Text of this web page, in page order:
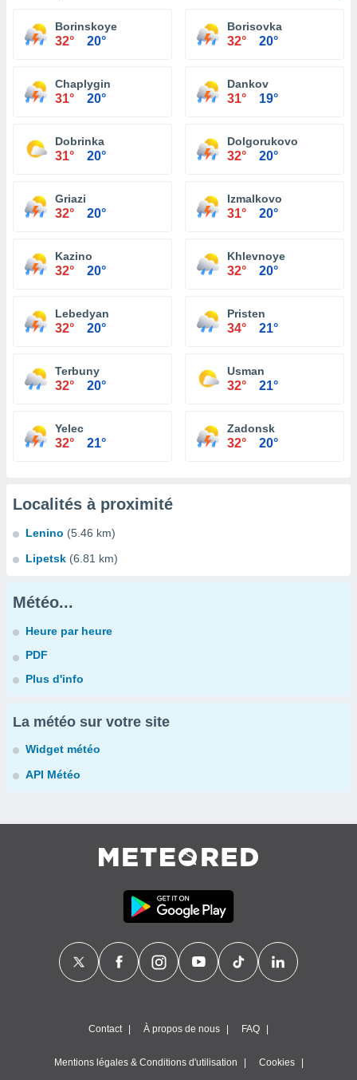
Borinskoye
32° 20°
Borisovka
32° 20°
Chaplygin
31° 20°
Dankov
31° 19°
Dobrinka
31° 20°
Dolgorukovo
32° 20°
Griazi
32° 20°
Izmalkovo
31° 20°
Kazino
32° 20°
Khlevnoye
32° 20°
Lebedyan
32° 20°
Pristen
34° 21°
Terbuny
32° 20°
Usman
32° 21°
Yelec
32° 21°
Zadonsk
32° 20°
Localités à proximité
Lenino (5.46 km)
Lipetsk (6.81 km)
Météo...
Heure par heure
PDF
Plus d'info
La météo sur votre site
Widget météo
API Météo
Contact À propos de nous FAQ
Mentions légales & Conditions d'utilisation Cookies